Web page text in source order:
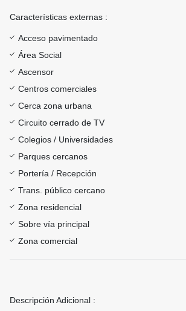
Características externas :
Acceso pavimentado
Área Social
Ascensor
Centros comerciales
Cerca zona urbana
Circuito cerrado de TV
Colegios / Universidades
Parques cercanos
Portería / Recepción
Trans. público cercano
Zona residencial
Sobre vía principal
Zona comercial
Descripción Adicional :